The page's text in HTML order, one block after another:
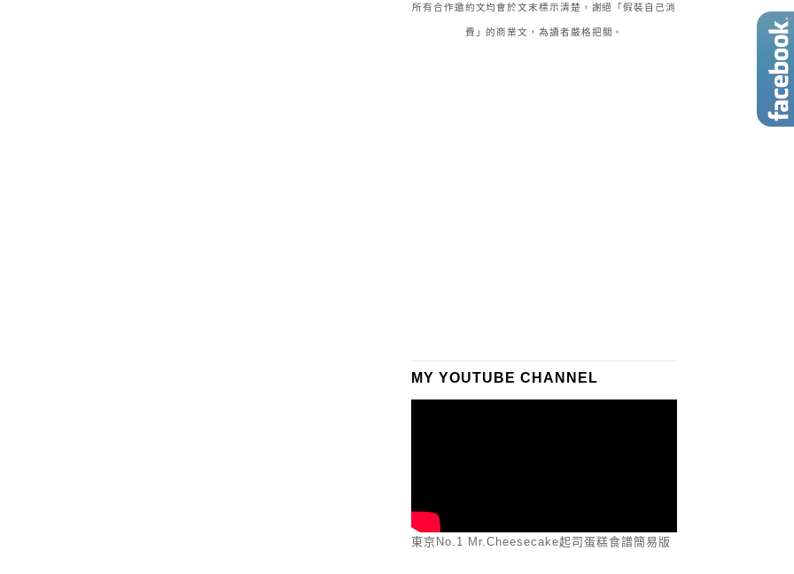
所有合作邀約文均會於文末標示清楚，謝絕「假裝自己消
費」的商業文，為讀者嚴格把關。
MY YOUTUBE CHANNEL
東京No.1 Mr.Cheesecake起司蛋糕食譜簡易版